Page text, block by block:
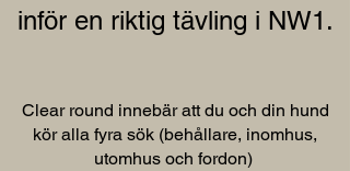
inför en riktig tävling i NW1.
Clear round innebär att du och din hund
kör alla fyra sök (behållare, inomhus,
utomhus och fordon)